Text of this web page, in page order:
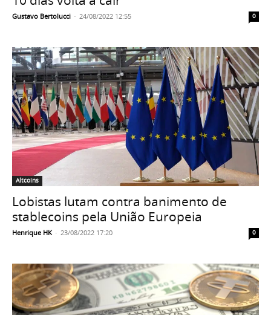
Gustavo Bertolucci - 24/08/2022 12:55 0
Altcoins
Lobistas lutam contra banimento de
stablecoins pela União Europeia
Henrique HK - 23/08/2022 17:20 0